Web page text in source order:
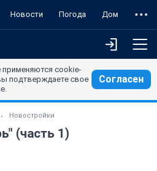
Новости Погода Дом
cookie-
подтверждаете свое
Согласен
Новостройки
(часть 1)